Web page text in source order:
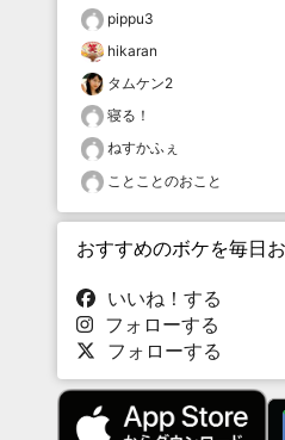
pippu3
hikaran
タムケン2
寝る！
ねすかふぇ
ことことのおこと
おすすめのボケを毎日
いいね！する
フォローする
フォローする